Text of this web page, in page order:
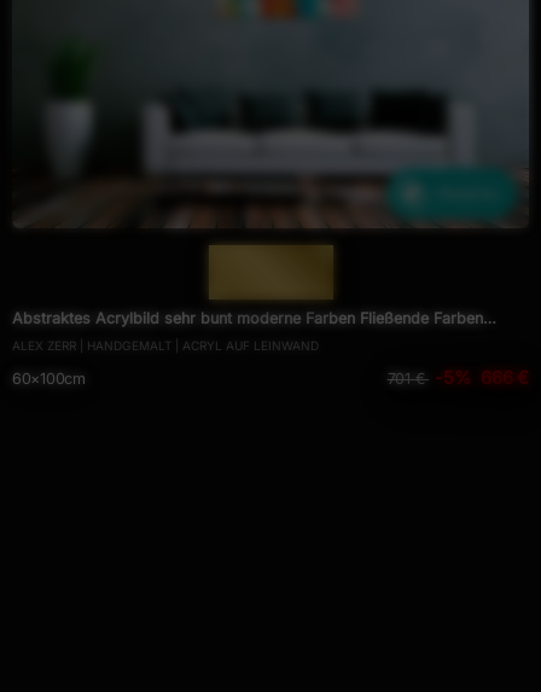
Abstraktes Acrylbild sehr bunt moderne Farben Fließende Farben
Mischtechnik modern bunt zeitgenössisch
ALEX ZERR | HANDGEMALT | ACRYL AUF LEINWAND
60×100cm 701 € -5% 666 €